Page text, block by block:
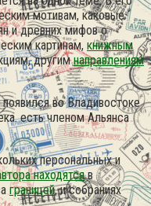
мотивам, каковые
и древних мифов о
картинам, книжным
другимнаправлениям
во Владивостоке
есть членом Альянса
персональных и
находятсяв
границей, и собраниях